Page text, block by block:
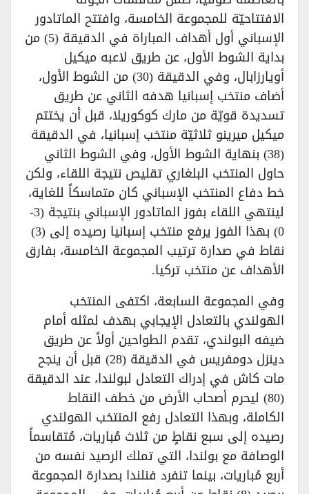
الافتتاحيّة للمجموعة الخامسة، وافتتح الماتادور
الإسباني أول أهداف المباراة في الدقيقة (5) من
بداية الشوط الأول، عن طريق لاعبه ميكيل
أويارزابال، وفي الدقيقة (30) من الشوط الأول،
أضاف منتخب إسبانيا هدفه الثاني عن طريق
تسديدة قويّة من مارك كوكوريلا، قبل أن يختتم
ميكيل ميرينو ثلاثيّة منتخب إسبانيا، في الدقيقة
(38) بنهاية الشوط الأول، وفي الشوط الثاني
حاول المنتخب البلغاري تقليص نتيجة اللقاء، ولكن
خط دفاع المنتخب الإسباني كان متماسكاً للغاية،
لينتهي اللقاء بفوز الماتادور الإسباني بنتيجة (3-
0) بهذا الفوز يرفع منتخب إسبانيا رصيده إلى (3)
نقاط في صدارة ترتيب المجموعة الخامسة، بفارق
الأهداف عن منتخب تركيا.
وفي المجموعة السابعة، اكتفى المنتخب
الهولندي بالتعادل الإيجابي بهدف لمثله أمام
ضيفه البولندي، تقدم الطواحين أولاً عن طريق
دينزل دومفريس في الدقيقة (28) قبل أن ينجح
مات كاش في إدراك التعادل لبولندا، عند الدقيقة
(80) ليحرم أصحاب الأرض من خطف النقاط
الكاملة، وبهذا التعادل رفع المنتخب الهولندي
رصيده إلى سبع نقاطٍ من ثلاث مُباريات، مُتقاسماً
الوصافة مع بولندا، التي تملك الرصيد نفسه من
أربع مُباريات، بينما تنفرد فنلندا بصدارة المجموعة